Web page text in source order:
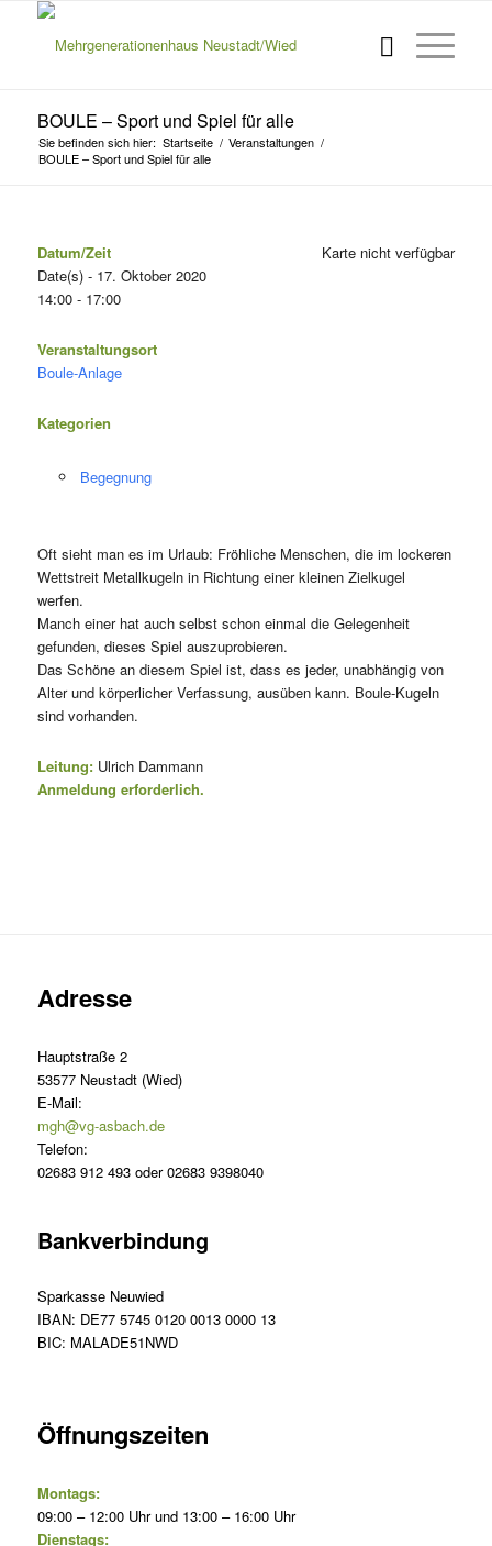
BOULE – Sport und Spiel für alle
Sie befinden sich hier: Startseite / Veranstaltungen /
BOULE – Sport und Spiel für alle
Karte nicht verfügbar
Datum/Zeit
Date(s) - 17. Oktober 2020
14:00 - 17:00
Veranstaltungsort
Boule-Anlage
Kategorien
Begegnung
Oft sieht man es im Urlaub: Fröhliche Menschen, die im lockeren
Wettstreit Metallkugeln in Richtung einer kleinen Zielkugel
werfen.
Manch einer hat auch selbst schon einmal die Gelegenheit
gefunden, dieses Spiel auszuprobieren.
Das Schöne an diesem Spiel ist, dass es jeder, unabhängig von
Alter und körperlicher Verfassung, ausüben kann. Boule-Kugeln
sind vorhanden.
Leitung: Ulrich Dammann
Anmeldung erforderlich.
Adresse
Hauptstraße 2
53577 Neustadt (Wied)
E-Mail:
mgh@vg-asbach.de
Telefon:
02683 912 493 oder 02683 9398040
Bankverbindung
Sparkasse Neuwied
IBAN: DE77 5745 0120 0013 0000 13
BIC: MALADE51NWD
Öffnungszeiten
Montags:
09:00 – 12:00 Uhr und 13:00 – 16:00 Uhr
Dienstags: